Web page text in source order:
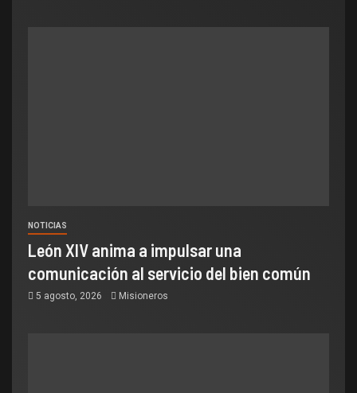
NOTICIAS
León XIV anima a impulsar una
comunicación al servicio del bien común
5 agosto, 2026 Misioneros